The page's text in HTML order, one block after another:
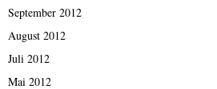
September 2012
August 2012
Juli 2012
Mai 2012